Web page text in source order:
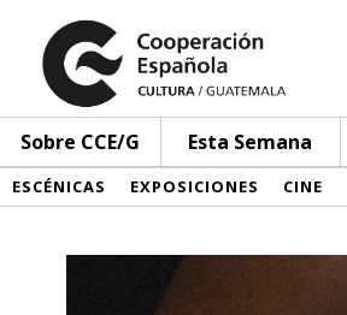
Sobre CCE/G Esta Semana
ESCÉNICAS EXPOSICIONES CINE